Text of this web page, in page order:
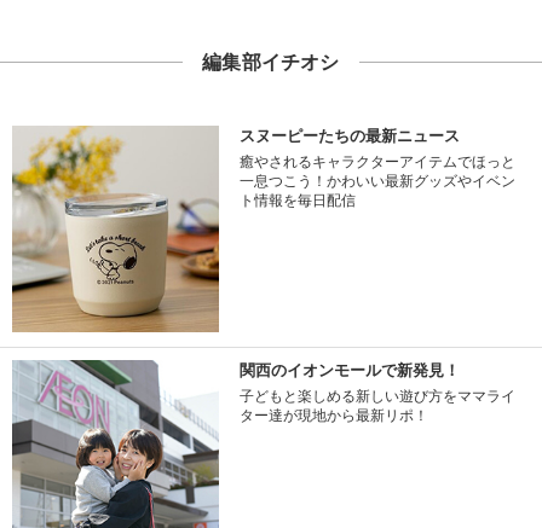
編集部イチオシ
スヌーピーたちの最新ニュース
癒やされるキャラクターアイテムでほっと
一息つこう！かわいい最新グッズやイベン
ト情報を毎日配信
関西のイオンモールで新発見！
子どもと楽しめる新しい遊び方をママライ
ター達が現地から最新リポ！